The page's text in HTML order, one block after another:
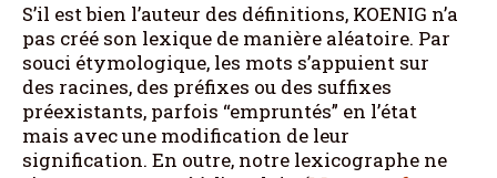
S’il est bien l’auteur des définitions, KOENIG n’a
pas créé son lexique de manière aléatoire. Par
souci étymologique, les mots s’appuient sur
des racines, des préfixes ou des suffixes
préexistants, parfois “empruntés” en l’état
mais avec une modification de leur
signification. En outre, notre lexicographe ne